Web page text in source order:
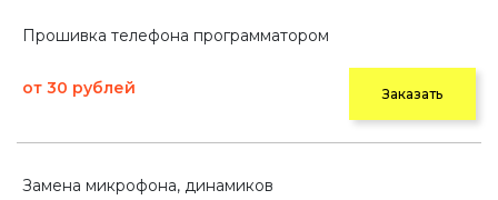
Прошивка телефона программатором
от 30 рублей Заказать
Замена микрофона, динамиков